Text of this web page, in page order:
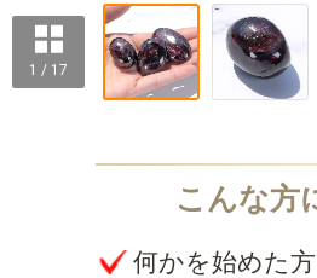
1 / 17
何かを始めた